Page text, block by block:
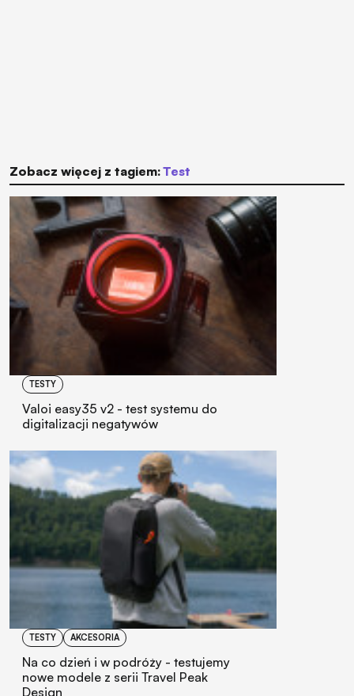
Zobacz więcej z tagiem: test
TESTY
Valoi easy35 v2 - test systemu do
digitalizacji negatywów
TESTY AKCESORIA
Na co dzień i w podróży - testujemy
nowe modele z serii Travel Peak
Design